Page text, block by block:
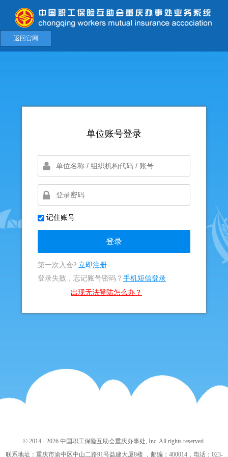
返回官网
单位账号登录
记住账号
登录
第一次入会? 立即注册
登录失败，忘记账号密码？ 手机短信登录
出现无法登陆怎么办？
© 2014 - 2026 中国职工保险互助会重庆办事处, Inc. All rights reserved.
联系地址：重庆市渝中区中山二路91号益建大厦8楼 ，邮编：400014，电话：023-